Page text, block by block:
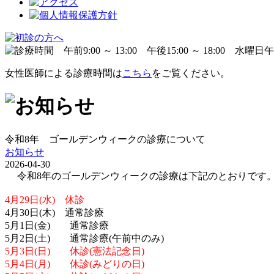
女性医師による診療時間はこちら をご覧ください。
令和8年 ゴールデンウィークの診療について
お知らせ
2026-04-30
令和8年のゴールデンウィークの診療は下記のとおりです
4月29日(水) 休診
4月30日(木) 通常診療
5月1日(金) 通常診療
5月2日(土) 通常診療(午前中のみ)
5月3日(日) 休診(憲法記念日)
5月4日(月) 休診(みどりの日)